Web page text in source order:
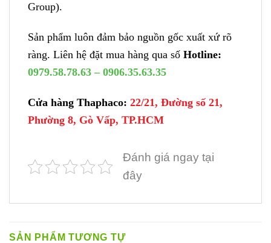
Group).
Sản phẩm luôn đảm bảo nguồn gốc xuất xứ rõ
ràng. Liên hệ đặt mua hàng qua số Hotline:
0979.58.78.63 – 0906.35.63.35
Cửa hàng Thaphaco: 22/21, Đường số 21,
Phường 8, Gò Vấp, TP.HCM
Đánh giá ngay tại
đây
SẢN PHẨM TƯƠNG TỰ